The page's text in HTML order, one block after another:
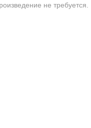
не требуется.